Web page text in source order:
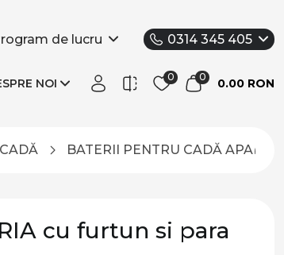
de lucru 0314 345 405
NOI 0.00 RON
BATERII PENTRU CADĂ
cu furtun si para